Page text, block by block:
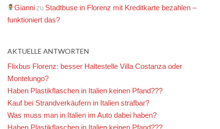
Gianni zu Stadtbuse in Florenz mit Kreditkarte bezahlen –
funktioniert das?
AKTUELLE ANTWORTEN
Flixbus Florenz: besser Haltestelle Villa Costanza oder
Montelungo?
Haben Plastikflaschen in Italien keinen Pfand???
Kauf bei Strandverkäufern in Italien strafbar?
Was muss man in Italien im Auto dabei haben?
Haben Plastikflaschen in Italien keinen Pfand???